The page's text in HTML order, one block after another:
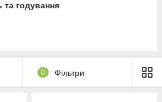
та годування
0 Фільтри